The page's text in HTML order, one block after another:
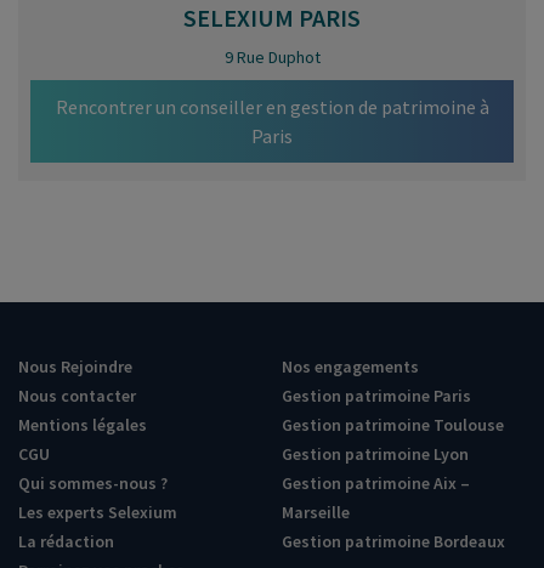
SELEXIUM PARIS
9 Rue Duphot
Rencontrer un conseiller en gestion de patrimoine à
Paris
Nous Rejoindre
Nous contacter
Mentions légales
CGU
Qui sommes-nous ?
Les experts Selexium
La rédaction
Nos engagements
Gestion patrimoine Paris
Gestion patrimoine Toulouse
Gestion patrimoine Lyon
Gestion patrimoine Aix –
Marseille
Gestion patrimoine Bordeaux